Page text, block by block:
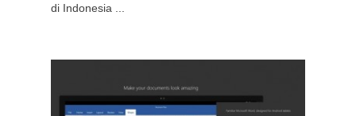
di Indonesia ...